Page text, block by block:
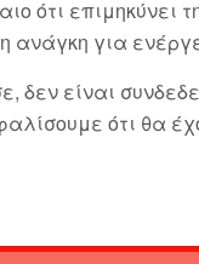
ότι
ανάγκη για
δεν είναι
ότι θα